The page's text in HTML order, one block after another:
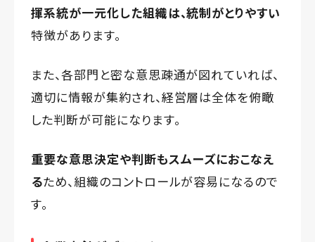
揮系統が一元化した組織は、統制がとりやすい
特徴があります。
また、各部門と密な意思疎通が図れていれば、
適切に情報が集約され、経営層は全体を俯瞰
した判断が可能になります。
重要な意思決定や判断もスムーズにおこなえ
るため、組織のコントロールが容易になるので
す。